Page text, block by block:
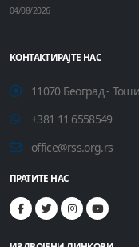
04/08/2026
КОНТАКТИРАЈТЕ НАС
11070 Београд -
+381 11 6558549
office@rss.org.rs
ПРАТИТЕ НАС